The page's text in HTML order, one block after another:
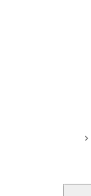
keyboard_arrow_right